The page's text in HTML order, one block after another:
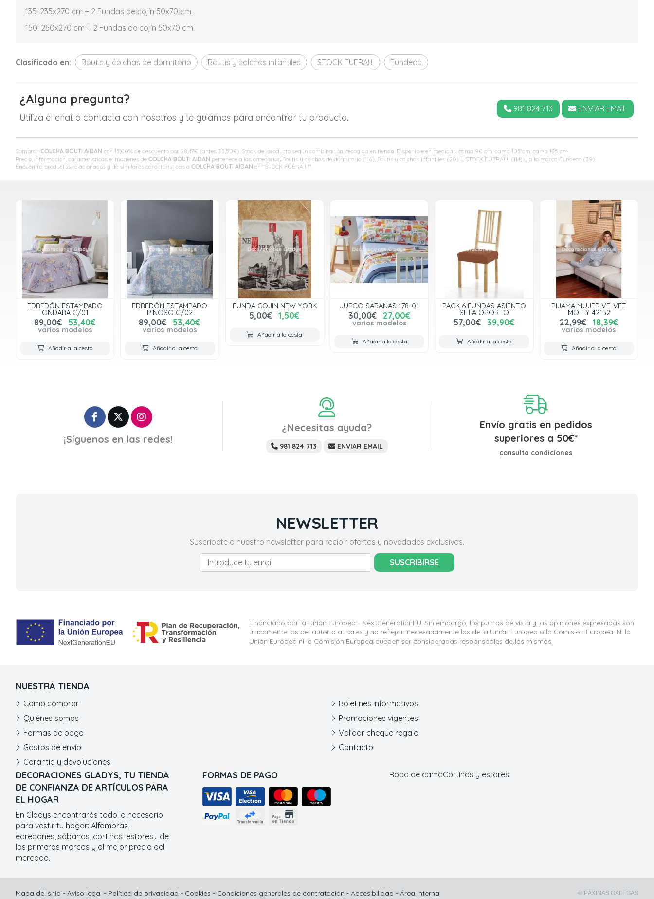
Comprar COLCHA BOUTI AIDAN con 15,00% de descuento por 28,47€ (antes 33,50€). Stock del producto según combinación, recogida en tienda. Disponible en medidas: cama 90 cm; cama 105 cm; cama 135 cm.
Precio, información, características e imágenes de COLCHA BOUTI AIDAN pertenece a las categorías Boutis y colchas de dormitorio (116), Boutis y colchas infantiles (20) y STOCK FUERA!!!! (114) y a la marca Fundeco (39).
Encuentra productos relacionados y de similares características a COLCHA BOUTI AIDAN en "STOCK FUERA!!!!".
135: 235x270 cm + 2 Fundas de cojín 50x70 cm.
150: 250x270 cm + 2 Fundas de cojín 50x70 cm.
Clasificado en: Boutis y colchas de dormitorio Boutis y colchas infantiles STOCK FUERA!!!! Fundeco
¿Alguna pregunta?
Utiliza el chat o contacta con nosotros y te guiamos para encontrar tu producto.
981 824 713 ENVIAR EMAIL
EDREDÓN ESTAMPADO
ONDARA C/01
89,00€ 53,40€
varios modelos
Añadir a la cesta
EDREDÓN ESTAMPADO
PINOSO C/02
89,00€ 53,40€
varios modelos
Añadir a la cesta
FUNDA COJIN NEW YORK
5,00€ 1,50€
Añadir a la cesta
JUEGO SABANAS 178-01
30,00€ 27,00€
varios modelos
Añadir a la cesta
PACK 6 FUNDAS ASIENTO
SILLA OPORTO
57,00€ 39,90€
Añadir a la cesta
PIJAMA MUJER VELVET
MOLLY 42152
22,99€ 18,39€
varios modelos
Añadir a la cesta
¡Síguenos en las redes!
¿Necesitas ayuda?
981 824 713 ENVIAR EMAIL
Envío gratis en pedidos
superiores a 50€*
consulta condiciones
NEWSLETTER
Suscríbete a nuestro newsletter para recibir ofertas y novedades exclusivas.
SUSCRIBIRSE
Financiado por la Unión Europea - NextGenerationEU. Sin embargo, los puntos de vista y las opiniones expresadas son
únicamente los del autor o autores y no reflejan necesariamente los de la Unión Europea o la Comisión Europea. Ni la
Unión Europea ni la Comisión Europea pueden ser consideradas responsables de las mismas.
DECORACIONES GLADYS, TU TIENDA
DE CONFIANZA DE ARTÍCULOS PARA
EL HOGAR
En Gladys encontrarás todo lo necesario
para vestir tu hogar: Alfombras,
edredones, sábanas, cortinas, estores... de
las primeras marcas y al mejor precio del
mercado.
FORMAS DE PAGO
NUESTRA TIENDA
Cómo comprar
Quiénes somos
Formas de pago
Gastos de envío
Garantía y devoluciones
Boletines informativos
Promociones vigentes
Validar cheque regalo
Contacto
Ropa de camaCortinas y estores
Mapa del sitio - Aviso legal - Política de privacidad - Cookies - Condiciones generales de contratación - Accesibilidad - Área Interna © PÁXINAS GALEGAS